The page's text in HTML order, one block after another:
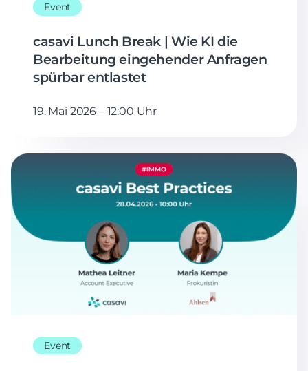
Event
casavi Lunch Break | Wie KI die
Bearbeitung eingehender Anfragen
spürbar entlastet
19. Mai 2026 – 12:00 Uhr
Event